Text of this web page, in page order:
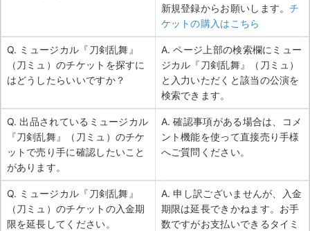
新規登録からお願いします。チ
ケットの購入はこちら
Q. ミュージカル『刀剣乱舞』
（刀ミュ）のチケットを探すに
はどうしたらいいですか？
A. ページ上部の検索欄にミュー
ジカル『刀剣乱舞』（刀ミュ）
と入力いただくと該当の公演を
検索できます。
Q. 出品されているミュージカル
『刀剣乱舞』（刀ミュ）のチケ
ットで売り手に確認したいこと
があります。
A. 確認事項がある場合は、コメ
ント機能を使って直接売り手様
へご質問ください。
Q. ミュージカル『刀剣乱舞』
（刀ミュ）のチケットの入金期
限を延長してください。
A. 申し訳ございませんが、入金
期限は延長できかねます。お手
数ですがお支払いできるタイミ